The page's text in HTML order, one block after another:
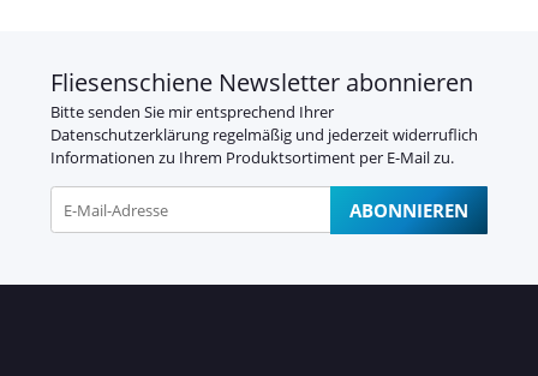
Fliesenschiene Newsletter abonnieren
Bitte senden Sie mir entsprechend Ihrer
Datenschutzerklärung regelmäßig und jederzeit widerruflich
Informationen zu Ihrem Produktsortiment per E-Mail zu.
ABONNIEREN